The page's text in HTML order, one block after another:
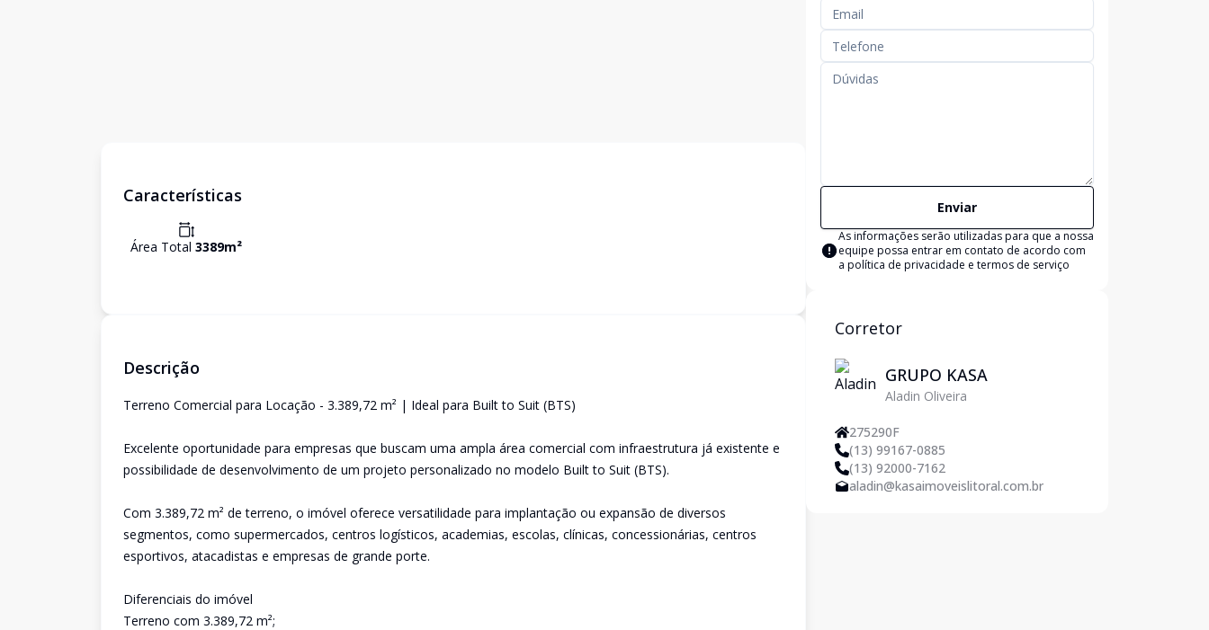
Características
Área Total 3389m²
Descrição
Terreno Comercial para Locação - 3.389,72 m² | Ideal para Built to Suit (BTS)
Excelente oportunidade para empresas que buscam uma ampla área comercial com infraestrutura já existente e
possibilidade de desenvolvimento de um projeto personalizado no modelo Built to Suit (BTS).
Com 3.389,72 m² de terreno, o imóvel oferece versatilidade para implantação ou expansão de diversos
segmentos, como supermercados, centros logísticos, academias, escolas, clínicas, concessionárias, centros
esportivos, atacadistas e empresas de grande porte.
Diferenciais do imóvel
Terreno com 3.389,72 m²;
Enviar
As informações serão utilizadas para que a nossa
equipe possa entrar em contato de acordo com
a política de privacidade e termos de serviço
Corretor
GRUPO KASA
Aladin Oliveira
275290F
(13) 99167-0885
(13) 92000-7162
aladin@kasaimoveislitoral.com.br